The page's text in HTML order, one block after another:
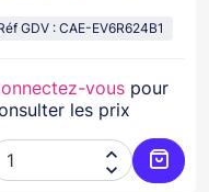
GDV : CAE-EV6R624B1
vous pour
les prix

